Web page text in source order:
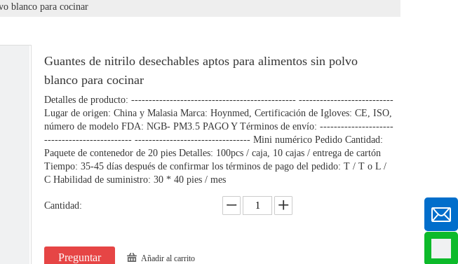
blanco para cocinar
Guantes de nitrilo desechables aptos para alimentos sin polvo
blanco para cocinar
Detalles de producto: ----------------------------------------------- ---------------------------
Lugar de origen: China y Malasia Marca: Hoynmed, Certificación de Igloves: CE, ISO,
número de modelo FDA: NGB- PM3.5 PAGO Y Términos de envío: ---------------------
------------------------- --------------------------------- Mini numérico Pedido Cantidad:
Paquete de contenedor de 20 pies Detalles: 100pcs / caja, 10 cajas / entrega de cartón
Tiempo: 35-45 días después de confirmar los términos de pago del pedido: T / T o L /
C Habilidad de suministro: 30 * 40 pies / mes
Cantidad:
Preguntar Añadir al carrito